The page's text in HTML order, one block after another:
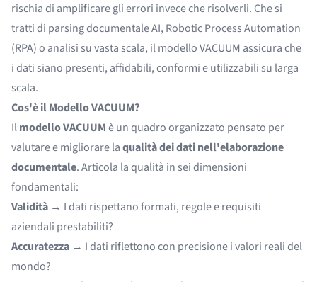
rischia di amplificare gli errori invece che risolverli. Che si
tratti di parsing documentale AI, Robotic Process Automation
(RPA) o analisi su vasta scala, il modello VACUUM assicura che
i dati siano presenti, affidabili, conformi e utilizzabili su larga
scala.
Cos'è il Modello VACUUM?
Ilmodello VACUUMè un quadro organizzato pensato per
valutare e migliorare laqualità dei dati nell'elaborazione
documentale. Articola la qualità in sei dimensioni
fondamentali:
Validità → I dati rispettano formati, regole e requisiti
aziendali prestabiliti?
Accuratezza → I dati riflettono con precisione i valori reali del
mondo?